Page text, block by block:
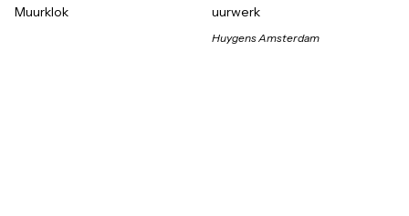
Muurklok
uurwerk
Huygens Amsterdam